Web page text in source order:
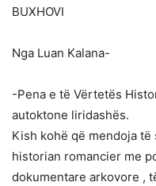
BUXHOVI
Nga Luan Kalana-
-Pena e të Vërtetës
autoktone liridashës.
Kish kohë që mendoja
historian romancier me
dokumentare arkovore ,